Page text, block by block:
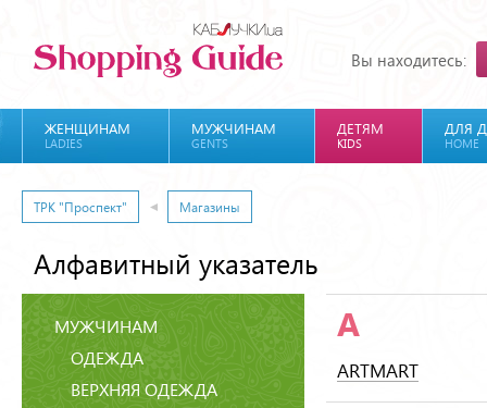
Вы находитесь:
ЖЕНЩИНАМ
LADIES
МУЖЧИНАМ
GENTS
ДЕТЯМ
KIDS
ДЛЯ
HOME
ТРК "Проспект" Магазины
Алфавитный указатель
МУЖЧИНАМ
ОДЕЖДА
ВЕРХНЯЯ ОДЕЖДА
A
ARTMART